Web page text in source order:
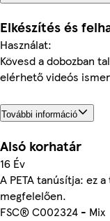
Elkészítés és
Használat:
Kövesd a dobozban
elérhető videós
További információ
Alsó korhatár
16 Év
A PETA tanúsítja: ez
megfelelően.
FSC® C002324 - Mix